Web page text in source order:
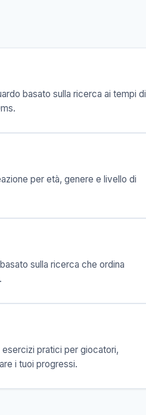
basato sulla ricerca ai tempi di
per età, genere e livello di
sulla ricerca che ordina
pratici per giocatori,
i tuoi progressi.